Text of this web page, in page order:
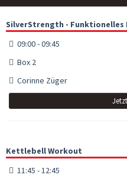
SilverStrength - Funktionelles
09:00 - 09:45
Box 2
Corinne Züger
Kettlebell Workout
11:45 - 12:45